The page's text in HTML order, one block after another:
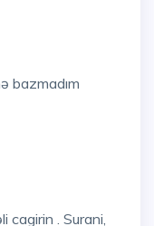
bazmadım
cagirin . Surani,